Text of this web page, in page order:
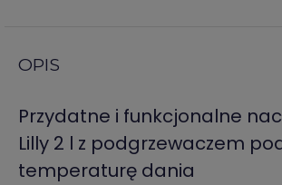
OPIS
Przydatne i funkcjonalne
Lilly 2 l z podgrzewaczem
temperaturę dania